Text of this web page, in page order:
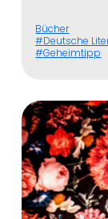
Bücher
Deutsche
Geheimtipp